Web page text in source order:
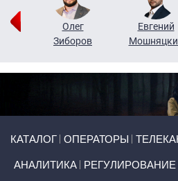
Олег
Зиборов
Евгений
КАТАЛОГ ОПЕРАТОРЫ
АНАЛИТИКА РЕГУЛИРОВАНИЕ